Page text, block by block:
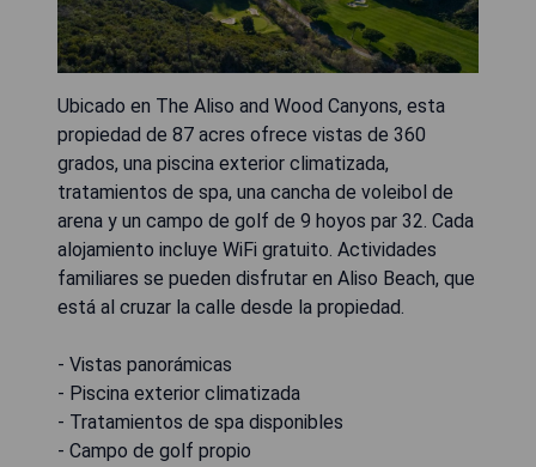
Ubicado en The Aliso and Wood Canyons, esta
propiedad de 87 acres ofrece vistas de 360
grados, una piscina exterior climatizada,
tratamientos de spa, una cancha de voleibol de
arena y un campo de golf de 9 hoyos par 32. Cada
alojamiento incluye WiFi gratuito. Actividades
familiares se pueden disfrutar en Aliso Beach, que
está al cruzar la calle desde la propiedad.
- Vistas panorámicas
- Piscina exterior climatizada
- Tratamientos de spa disponibles
- Campo de golf propio